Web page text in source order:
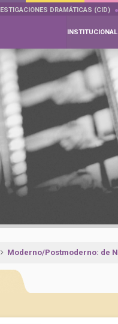
DRAMÁTICAS (CID)
INSTITUCIONAL
Moderno/Postmoderno: de